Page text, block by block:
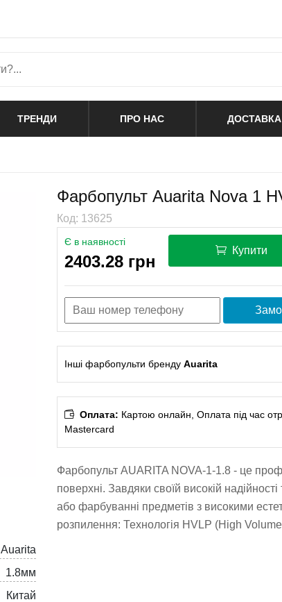
ТРЕНДИ ПРО НАС ДОСТАВКА
Auarita
1.8мм
Китай
Фарбопульт Auarita Nova 1
Код: 13625
Є в наявності
2403.28 грн
Купити
Інші фарбопульти бренду Auarita
Оплата: Картою онлайн, Оплата під час
Mastercard
Фарбопульт AUARITA NOVA-1-1.8 - це
поверхні. Завдяки своїй високій
або фарбуванні предметів з високими
розпилення: Технологія HVLP (High
мінімальних витратах матеріалу.Три
факела і робочий тиск, забезпечуючи